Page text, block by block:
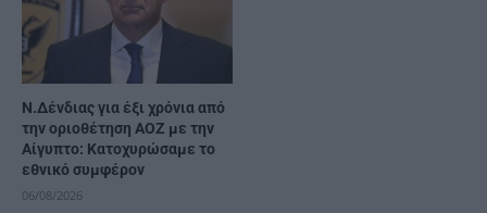
Ν.Δένδιας για έξι χρόνια από
την οριοθέτηση ΑΟΖ με την
Αίγυπτο: Κατοχυρώσαμε το
εθνικό συμφέρον
06/08/2026